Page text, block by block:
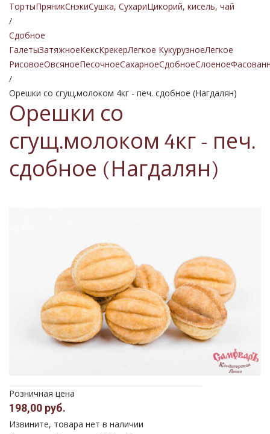
ТортыПряникСнэкиСушка, СухариЦикорий, кисель, чай
/
Сдобное
ГалетыЗатяжноеКексКрекерЛегкое КукурузноеЛегкое
РисовоеОвсяноеПесочноеСахарноеСдобноеСлоеное
/
Орешки со сгущ.молоком 4кг - печ. сдобное (Нагдалян)
Орешки со
сгущ.молоком 4кг - печ.
сдобное (Нагдалян)
Розничная цена
198,00 руб.
Извините, товара нет в наличии